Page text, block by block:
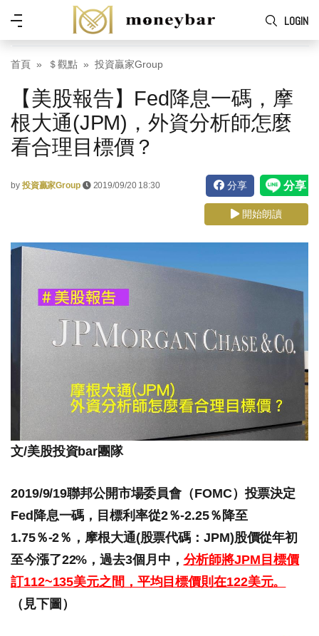
Skip to main content
LOGIN
功
能
表
首頁 ＄觀點 投資贏家Group
【美股報告】Fed降息一碼，摩
根大通(JPM)，外資分析師怎麼
看合理目標價？
by 投資贏家Group 2019/09/20 18:30 分享
開始朗讀
文/美股投資bar團隊
2019/9/19聯邦公開市場委員會（FOMC）投票決定
Fed降息一碼，目標利率從2％-2.25％降至
1.75％-2％，摩根大通(股票代碼：JPM)股價從年初
至今漲了22%，過去3個月中， 分析師將JPM目標價
訂112~135美元之間，平均目標價則在122美元。
（見下圖）